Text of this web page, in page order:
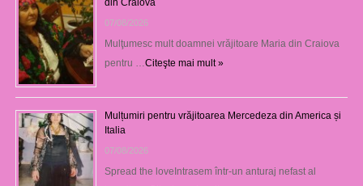
din Craiova
07/08/2026
Mulţumesc mult doamnei vrăjitoare Maria din Craiova
pentru …Citeşte mai mult »
Mulțumiri pentru vrăjitoarea Mercedeza din America și
Italia
07/08/2026
Spread the loveIntrasem într-un anturaj nefast al